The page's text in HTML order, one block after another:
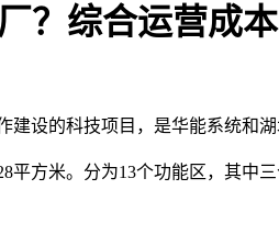
？综合运营成
设的科技项目，是华能系统和
平方米。分为13个功能区，其